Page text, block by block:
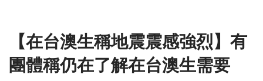
【在台澳生稱地震震感強烈】有
團體稱仍在了解在台澳生需要